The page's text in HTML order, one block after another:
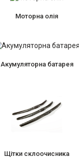
Моторна олія
Акумуляторна батарея
Щітки склоочисника